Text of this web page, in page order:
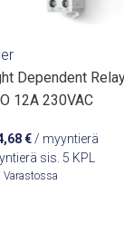
Dependent
12A 230VAC
€ / myyntierä
sis. 5 KPL
Varastossa